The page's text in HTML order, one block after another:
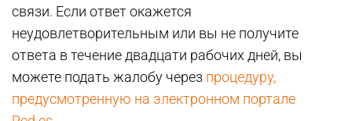
связи. Если ответ окажется
неудовлетворительным или вы не получите
ответа в течение двадцати рабочих дней, вы
можете подать жалобу через процедуру,
предусмотренную на электронном портале